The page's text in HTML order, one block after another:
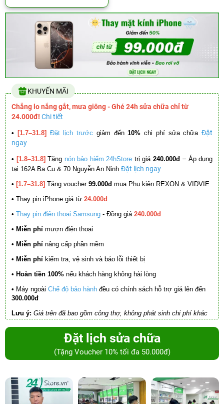
KHUYẾN MÃI
Chẳng lo nắng gắt, mưa giông - Ghé 24h sửa chữa chỉ từ
24.000đ! Chi tiết
• [1.7–31.8] Đặt lịch trước giảm đến10% chi phí sửa chữa Đặt
ngay
• [1.8–31.8] Tặng nón bảo hiểm 24hStore trị giá 240.000đ – Áp dụng
tại 162A Ba Cu & 70 Nguyễn An Ninh Đặt lịch ngay
• [1.7–31.8] Tặng voucher 99.000đ mua Phụ kiện REXON & VIDVIE
• Thay pin iPhone giá từ 24.000đ
• Thay pin điện thoại Samsung - Đồng giá 240.000đ
• Miễn phí mượn điện thoại
• Miễn phí nâng cấp phần mềm
• Miễn phí kiểm tra, vệ sinh và báo lỗi thiết bị
• Hoàn tiền 100% nếu khách hàng không hài lòng
• Máy ngoài Chế độ bảo hành đều có chính sách hỗ trợ giá lên đến
300.000đ
Lưu ý: Giá trên đã bao gồm công thợ, không phát sinh chi phí khác
Đặt lịch sửa chữa
(Tặng Voucher 10% tối đa 50.000đ)